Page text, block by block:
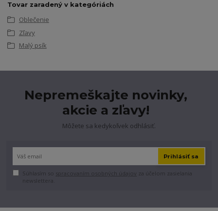
Tovar zaradený v kategóriách
Oblečenie
Zľavy
Malý psík
Nepremeškajte novinky,
akcie a zľavy!
Môžete sa kedykoľvek odhlásiť.
Prihlásiť sa
Súhlasím so spracovaním osobných údajov za účelom zasielania
newslettera.